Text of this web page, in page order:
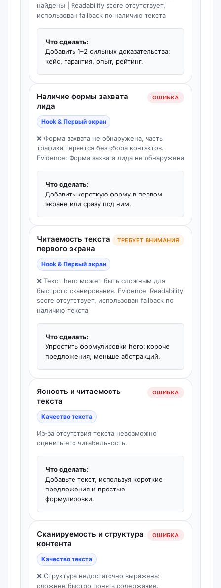
найдены | Readability score отсутствует,
использован fallback по наличию текста
Что сделать:
Добавить 1–2 сильных доказательства:
кейс, гарантия, опыт, рейтинг.
Наличие формы захвата
лида
ОШИБКА
Hook & Первый экран
❌ Форма захвата не обнаружена, часть
трафика теряется без сбора контактов.
Evidence: Форма захвата лида не обнаружена
Что сделать:
Добавить короткую форму в первом
экране или сразу под ним.
Читаемость текста
первого экрана
ТРЕБУЕТ ВНИМАНИЯ
Hook & Первый экран
❌ Текст hero может быть сложным для
быстрого сканирования. Evidence: Readability
score отсутствует, использован fallback по
наличию текста
Что сделать:
Упростить формулировки hero: короче
предложения, меньше абстракций.
Ясность и читаемость
текста
ОШИБКА
Качество текста
Из-за отсутствия текста невозможно
оценить его читабельность.
Что сделать:
Добавьте текст, используя короткие
предложения и простые
формулировки.
Сканируемость и структура
контента
ОШИБКА
Качество текста
❌ Структура недостаточно выражена:
сложнее быстро понять содержание.